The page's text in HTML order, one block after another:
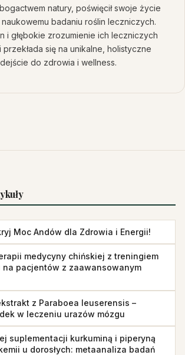
natury, poświęcił swoje życie
badaniu roślin leczniczych.
i głębokie zrozumienie ich leczniczych
przekłada się na unikalne, holistyczne
do zdrowia i wellness.
Moc Andów dla Zdrowia i Energii!
medycyny chińskiej z treningiem
na pacjentów z zaawansowanym
z Paraboea leuserensis –
w leczeniu urazów mózgu
suplementacji kurkuminą i piperyną
u dorosłych: metaanaliza badań